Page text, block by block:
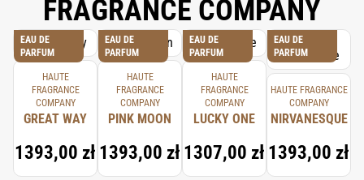
FRAGRANCE COMPANY
EAU DE
PARFUM
HAUTE
FRAGRANCE
COMPANY
GREAT WAY
1393,00 zł
EAU DE
PARFUM
HAUTE
FRAGRANCE
COMPANY
PINK MOON
1393,00 zł
EAU DE
PARFUM
HAUTE
FRAGRANCE
COMPANY
LUCKY ONE
1307,00 zł
EAU DE
PARFUM
HAUTE FRAGRANCE
COMPANY
NIRVANESQUE
1393,00 zł